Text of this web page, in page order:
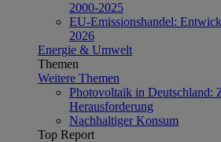
2000-2025
EU-Emissionshandel:
2026
Energie & Umwelt
Themen
Weitere Themen
Photovoltaik in Deutschland:
Herausforderung
Nachhaltiger Konsum
Top Report